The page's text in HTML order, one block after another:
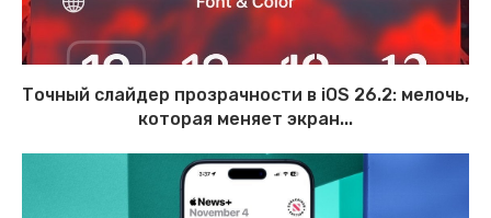
Точный слайдер прозрачности в iOS 26.2: мелочь,
которая меняет экран...